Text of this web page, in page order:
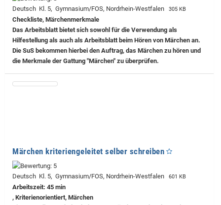
Deutsch Kl. 5, Gymnasium/FOS, Nordrhein-Westfalen 305 KB
Checkliste, Märchenmerkmale
Das Arbeitsblatt bietet sich sowohl für die Verwendung als
Hilfestellung als auch als Arbeitsblatt beim Hören von Märchen an.
Die SuS bekommen hierbei den Auftrag, das Märchen zu hören und
die Merkmale der Gattung "Märchen" zu überprüfen.
Märchen kriteriengeleitet selber schreiben
Deutsch Kl. 5, Gymnasium/FOS, Nordrhein-Westfalen 601 KB
Arbeitszeit: 45 min
, Kriterienorientiert, Märchen